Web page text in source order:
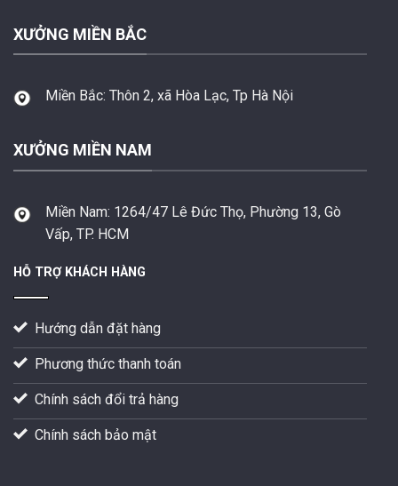
XƯỞNG MIỀN BẮC
Miền Bắc: Thôn 2, xã Hòa Lạc, Tp Hà Nội
XƯỞNG MIỀN NAM
Miền Nam: 1264/47 Lê Đức Thọ, Phường 13, Gò
Vấp, TP. HCM
HỖ TRỢ KHÁCH HÀNG
Hướng dẫn đặt hàng
Phương thức thanh toán
Chính sách đổi trả hàng
Chính sách bảo mật